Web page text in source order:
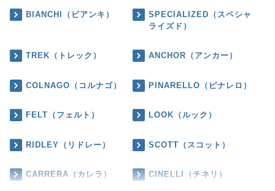
BIANCHI（ビアンキ）
SPECIALIZED（スペシャ
ライズド）
TREK（トレック） ANCHOR（アンカー）
COLNAGO（コルナゴ） PINARELLO（ピナレロ）
FELT（フェルト） LOOK（ルック）
RIDLEY（リドレー） SCOTT（スコット）
CARRERA（カレラ） CINELLI（チネリ）